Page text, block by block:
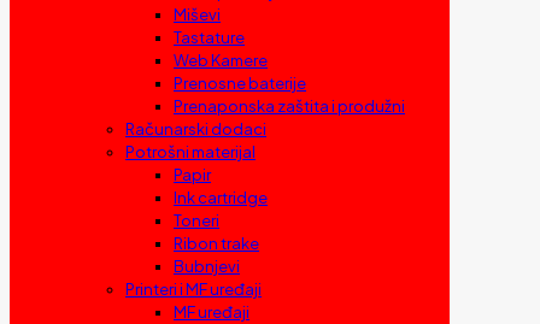
Miševi
Tastature
Web Kamere
Prenosne baterije
Prenaponska zaštita i produžni
Računarski dodaci
Potrošni materijal
Papir
Ink cartridge
Toneri
Ribon trake
Bubnjevi
Printeri i MF uređaji
MF uređaji